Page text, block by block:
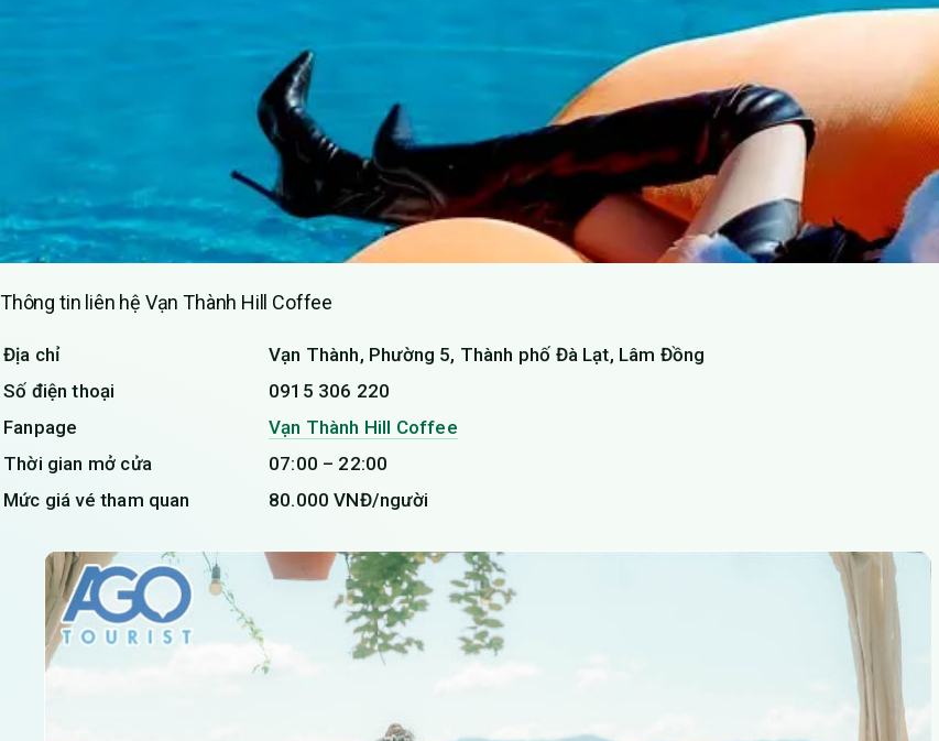
Thông tin liên hệ Vạn Thành Hill Coffee
Địa chỉ
Vạn Thành, Phường 5, Thành phố Đà Lạt, Lâm Đồng
Số điện thoại
0915 306 220
Fanpage
Vạn Thành Hill Coffee
Thời gian mở cửa
07:00 – 22:00
Mức giá vé tham quan
80.000 VNĐ/người